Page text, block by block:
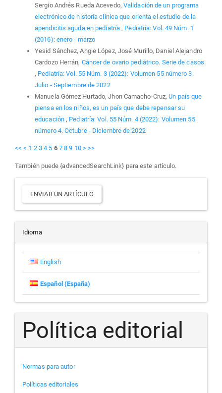
Sergio Andrés Rueda Acevedo, Validación de un programa
electrónico de historia clínica que orienta el estudio de la
apendicitis aguda en pediatría, Pediatría: Vol. 49 Núm. 1
(2016): enero - marzo
Yesid Sánchez, Angie López, José Murillo, Daniel Alejandro
Cardozo Herrán, Cáncer de ovario pediátrico. Serie de casos.
, Pediatría: Vol. 55 Núm. 3 (2022): Volumen 55 número 3.
Julio - Septiembre de 2022
Manuela Gómez Hurtado, Jhon Camacho-Cruz,Un país que
piensa en los niños, es un país que debe repensar su
educación , Pediatría: Vol. 55 Núm. 4 (2022): Volumen 55
número 4. Octubre - Diciembre de 2022
<< < 1 2 3 4 5 6 7 8 9 10 > >>
También puede {advancedSearchLink} para este artículo.
Enviar
un
artículo
ENVIAR UN ARTÍCULO
Idioma
English
Español (España)
Política editorial
Normas para autor
Políticas editoriales